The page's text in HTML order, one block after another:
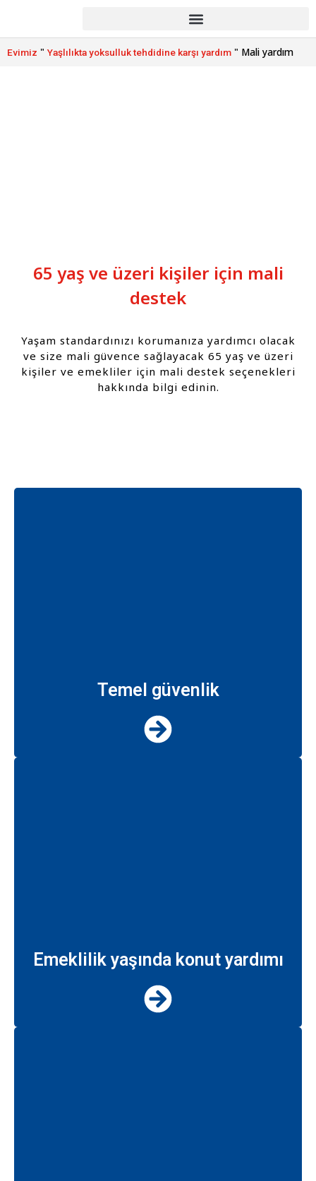
Evimiz " Yaşlılıkta yoksulluk tehdidine karşı yardım " Mali yardım
65 yaş ve üzeri kişiler için mali
destek
Yaşam standardınızı korumanıza yardımcı olacak
ve size mali güvence sağlayacak 65 yaş ve üzeri
kişiler ve emekliler için mali destek seçenekleri
hakkında bilgi edinin.
Temel güvenlik
Emeklilik yaşında konut yardımı